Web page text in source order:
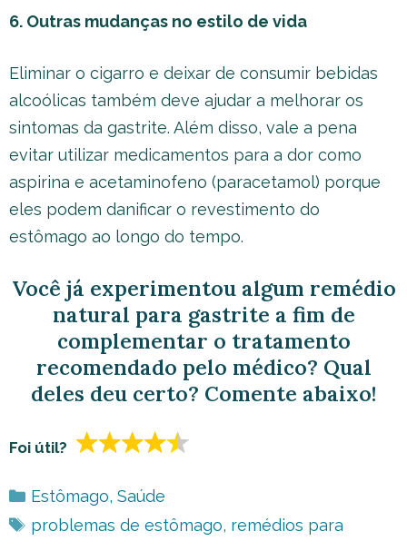
6. Outras mudanças no estilo de vida
Eliminar o cigarro e deixar de consumir bebidas
alcoólicas também deve ajudar a melhorar os
sintomas da gastrite. Além disso, vale a pena
evitar utilizar medicamentos para a dor como
aspirina e acetaminofeno (paracetamol) porque
eles podem danificar o revestimento do
estômago ao longo do tempo.
Você já experimentou algum remédio
natural para gastrite a fim de
complementar o tratamento
recomendado pelo médico? Qual
deles deu certo? Comente abaixo!
Foi útil?
Categorias
Estômago, Saúde
Tags
problemas de estômago, remédios para